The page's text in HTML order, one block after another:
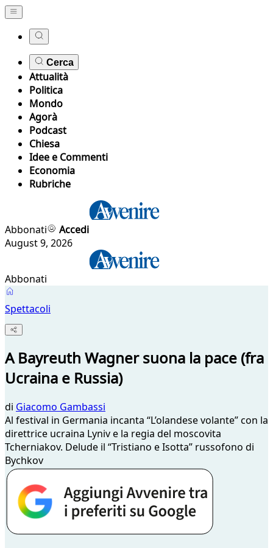
Cerca
Attualità
Politica
Mondo
Agorà
Podcast
Chiesa
Idee e Commenti
Economia
Rubriche
Abbonati
Accedi
August 9, 2026
Abbonati
Spettacoli
A Bayreuth Wagner suona la pace (fra
Ucraina e Russia)
di Giacomo Gambassi
Al festival in Germania incanta “L’olandese volante” con la
direttrice ucraina Lyniv e la regia del moscovita
Tcherniakov. Delude il “Tristiano e Isotta” russofono di
Bychkov